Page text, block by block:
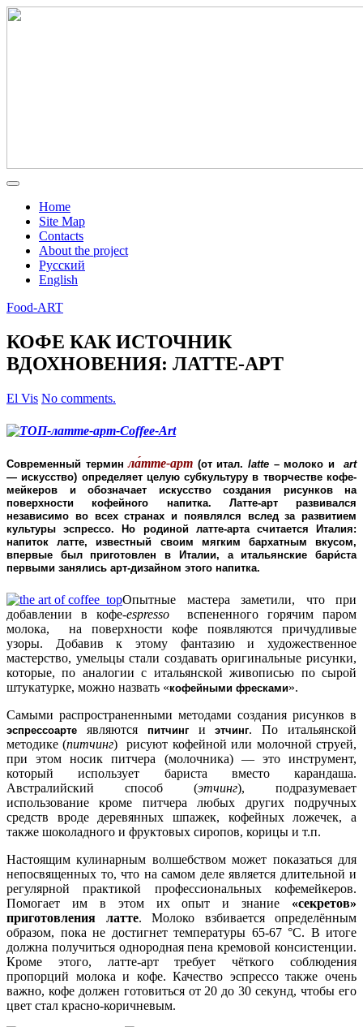
Home
Site Map
Contacts
About the project
Русский
English
Food-ART
КОФЕ КАК ИСТОЧНИК
ВДОХНОВЕНИЯ: ЛАТТЕ-АРТ
El Vis No comments.
Современный термин ла́тте-арт (от итал.latte – молоко иart
— искусство) определяет целую субкультуру в творчестве кофе-
мейкеров и обозначает искусство создания рисунков на
поверхности кофейного напитка. Латте-арт развивался
независимо во всех странах и появлялся вслед за развитием
культуры эспрессо. Но родиной латте-арта считается Италия:
напиток латте, известный своим мягким бархатным вкусом,
впервые был приготовлен в Италии, а итальянские бари́ста
первыми занялись арт-дизайном этого напитка.
Опытные мастера заметили, что при
добавлении в кофе-espresso вспененного горячим паром
молока, на поверхности кофе появляются причудливые
узоры. Добавив к этому фантазию и художественное
мастерство, умельцы стали создавать оригинальные рисунки,
которые, по аналогии с итальянской живописью по сырой
штукатурке, можно назвать «кофейными фресками».
Самыми распространенными методами создания рисунков в
эспрессоарте являются питчингиэтчинг. По итальянской
методике (питчинг) рисуют кофейной или молочной струей,
при этом носик питчера (молочника) — это инструмент,
который использует бариста вместо карандаша.
Австралийский способ (этчинг), подразумевает
использование кроме питчера любых других подручных
средств вроде деревянных шпажек, кофейных ложечек, а
также шоколадного и фруктовых сиропов, корицы и т.п.
Настоящим кулинарным волшебством может показаться для
непосвященных то, что на самом деле является длительной и
регулярной практикой профессиональных кофемейкеров.
Помогает им в этом их опыт и знание «секретов»
приготовления латте. Молоко взбивается определённым
образом, пока не достигнет температуры 65-67 °C. В итоге
должна получиться однородная пена кремовой консистенции.
Кроме этого, латте-арт требует чёткого соблюдения
пропорций молока и кофе. Качество эспрессо также очень
важно, кофе должен готовиться от 20 до 30 секунд, чтобы его
цвет стал красно-коричневым.